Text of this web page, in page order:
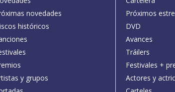
novedades
históricos
y grupos
Próximos
DVD
Avances
Tráilers
Festivales +
Actores y